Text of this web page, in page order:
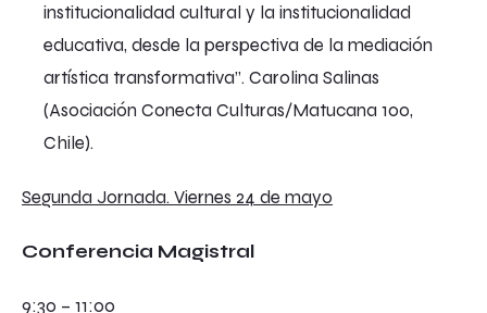
institucionalidad cultural y la institucionalidad
educativa, desde la perspectiva de la mediación
artística transformativa”. Carolina Salinas
(Asociación Conecta Culturas/Matucana 100,
Chile).
Segunda Jornada. Viernes 24 de mayo
Conferencia Magistral
9:30 – 11:00